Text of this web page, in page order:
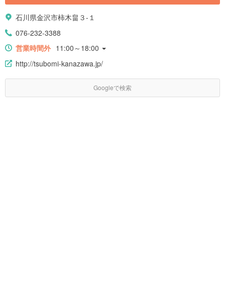
石川県金沢市柿木畠３-１
076-232-3388
営業時間外 11:00～18:00
http://tsubomi-kanazawa.jp/
Googleで検索